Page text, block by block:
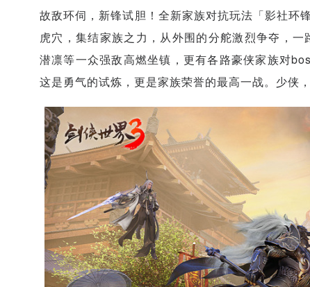
故敌环伺，新锋试胆！全新家族对抗玩法「影社环
虎穴，集结家族之力，从外围的分舵激烈争夺，
潜凛等一众强敌高燃坐镇，更有各路豪侠家族对
这是勇气的试炼，更是家族荣誉的最高一战。少侠